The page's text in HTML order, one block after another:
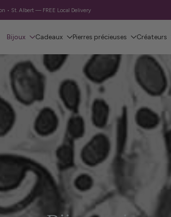
• St. Albert — FREE Local Delivery
Bijoux Cadeaux Pierres précieuses Créateurs